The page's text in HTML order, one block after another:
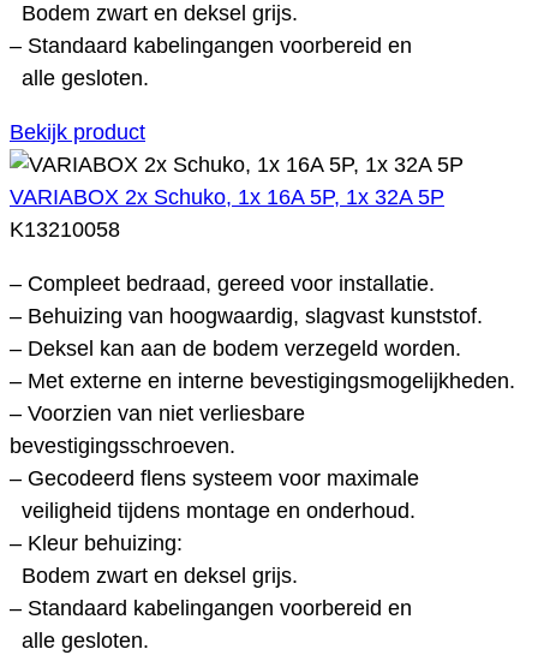
Bodem zwart en deksel grijs.
– Standaard kabelingangen voorbereid en
alle gesloten.
Bekijk product
VARIABOX 2x Schuko, 1x 16A 5P, 1x 32A 5P
K13210058
– Compleet bedraad, gereed voor installatie.
– Behuizing van hoogwaardig, slagvast kunststof.
– Deksel kan aan de bodem verzegeld worden.
– Met externe en interne bevestigingsmogelijkheden.
– Voorzien van niet verliesbare
bevestigingsschroeven.
– Gecodeerd flens systeem voor maximale
veiligheid tijdens montage en onderhoud.
– Kleur behuizing:
Bodem zwart en deksel grijs.
– Standaard kabelingangen voorbereid en
alle gesloten.